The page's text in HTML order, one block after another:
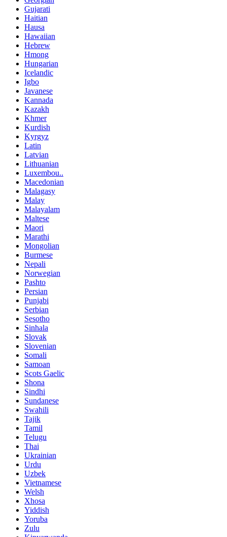
Gujarati
Haitian
Hausa
Hawaiian
Hebrew
Hmong
Hungarian
Icelandic
Igbo
Javanese
Kannada
Kazakh
Khmer
Kurdish
Kyrgyz
Latin
Latvian
Lithuanian
Luxembou..
Macedonian
Malagasy
Malay
Malayalam
Maltese
Maori
Marathi
Mongolian
Burmese
Nepali
Norwegian
Pashto
Persian
Punjabi
Serbian
Sesotho
Sinhala
Slovak
Slovenian
Somali
Samoan
Scots Gaelic
Shona
Sindhi
Sundanese
Swahili
Tajik
Tamil
Telugu
Thai
Ukrainian
Urdu
Uzbek
Vietnamese
Welsh
Xhosa
Yiddish
Yoruba
Zulu